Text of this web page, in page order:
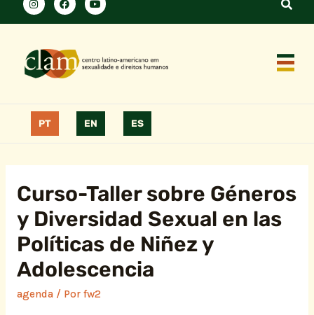
PT EN ES
Curso-Taller sobre Géneros
y Diversidad Sexual en las
Políticas de Niñez y
Adolescencia
agenda/ Por fw2